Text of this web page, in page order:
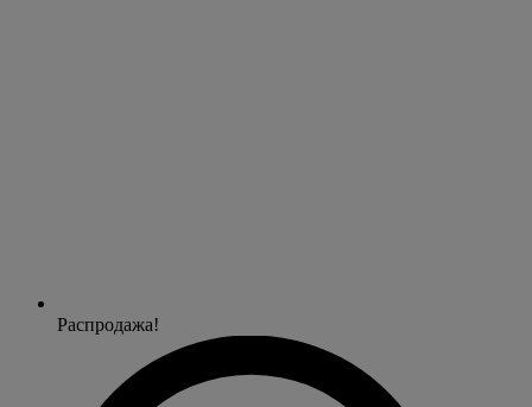
Распродажа!